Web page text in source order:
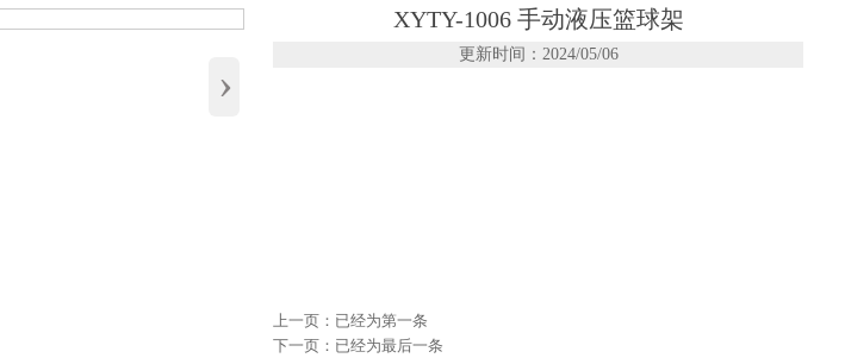
Dezhou Xinyao Tongyuan cultural and Sports Equipment
Co,. Ltd.
›
XYTY-1006 手动液压篮球架
更新时间：2024/05/06
上一页：已经为第一条
下一页：已经为最后一条